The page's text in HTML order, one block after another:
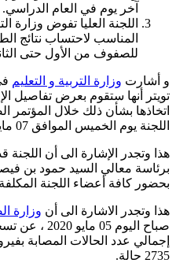
آخر يوم في العام الدراسي.
اللجنة العليا تفوض وزارة
المناسب لاحتساب نتائج
للصفوف من الأول حتى
و أشارت وزارة التربية و التعليم
تويتر أنها ستقوم بعرض تفاصيل
اتخاذها بشأن ذلك خلال
اللجنة يوم الخميس الموافق 07 مايو 2020.
هذا وتجدر الإشارة الى أن
برئاسة معالي السيد حمود بن
بحضور كافة أعضاء اللجنة
هذا وتجدر الاشارة الى أن وزارة
إجمالي عدد الحالات المصابة
2735 حالة.